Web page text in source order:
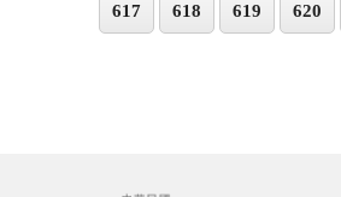
617 618 619 620